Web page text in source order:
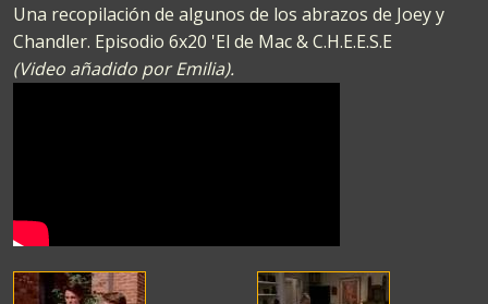
Una recopilación de algunos de los abrazos de Joey y
Chandler. Episodio 6x20 'El de Mac & C.H.E.E.S.E
(Video añadido por Emilia).